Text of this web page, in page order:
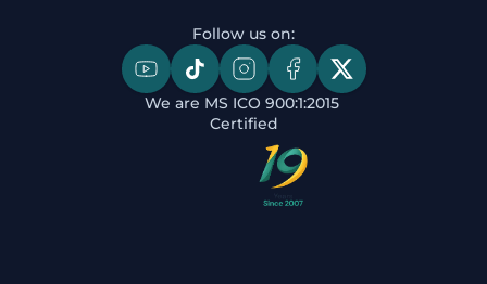
Follow us on:
We are MS ICO 900:1:2015
Certified